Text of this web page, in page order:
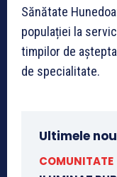
Sănătate
populației la
timpilor de
de specialitate.
Ultimele
COMUNITATE